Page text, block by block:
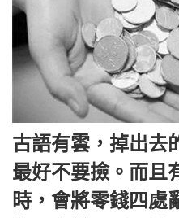
古語有雲，掉出去
最好不要撿。而且
時，會將零錢四處